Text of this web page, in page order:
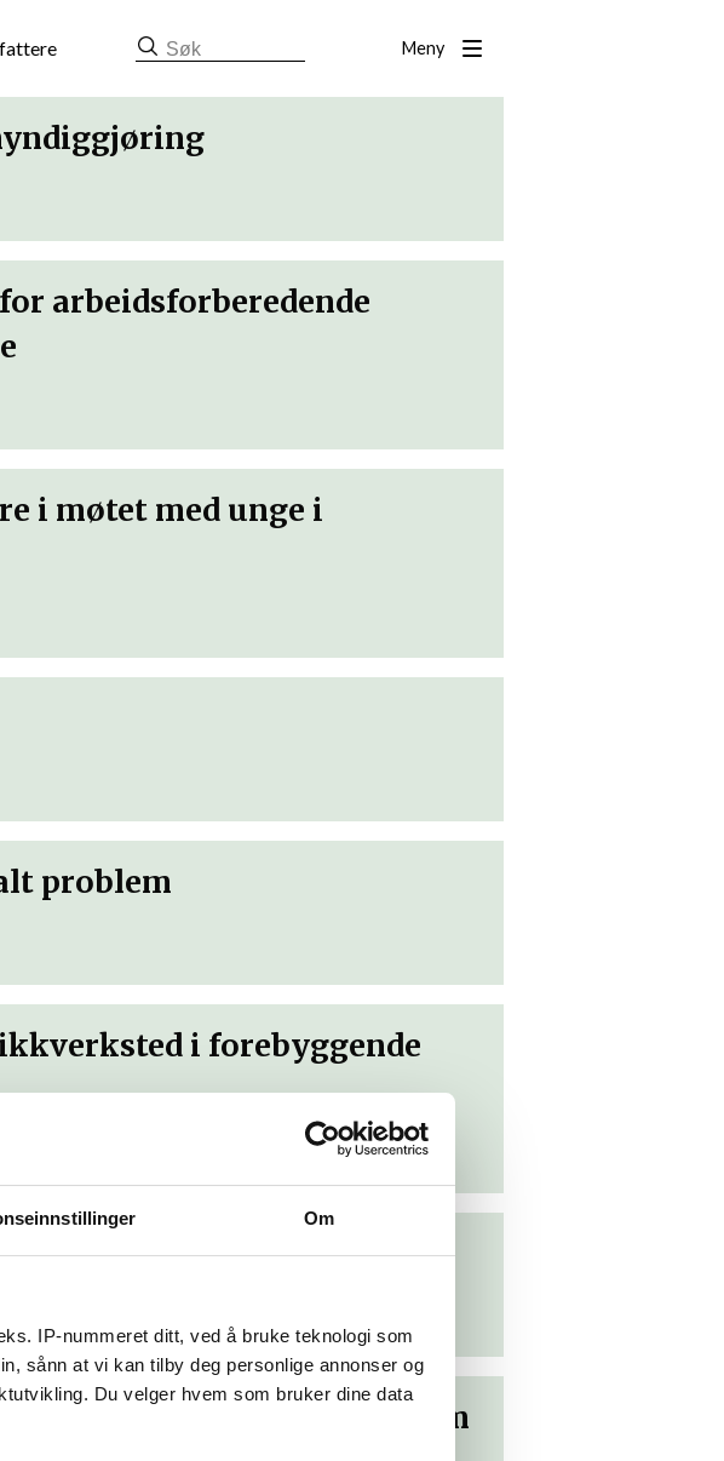
Om
IP-nummeret ditt, ved å bruke teknologi som
sånn at vi kan tilby deg personlige annonser og
Du velger hvem som bruker dine data
Meny
arbeidsforberedende
i møtet med unge i
problem
i forebyggende
mister venner
med Downs syndrom